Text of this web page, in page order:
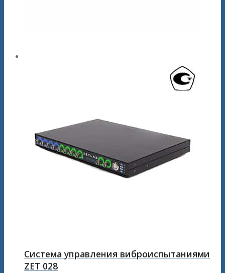
Cистема управления виброиспытаниями
ZET 028